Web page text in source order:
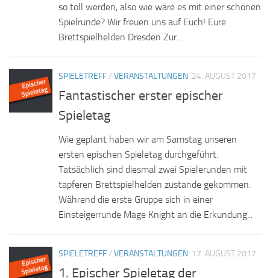
so toll werden, also wie wäre es mit einer schönen
Spielrunde? Wir freuen uns auf Euch! Eure
Brettspielhelden Dresden Zur...
SPIELETREFF/ VERANSTALTUNGEN 24. AUGUST 2017
Fantastischer erster epischer
Spieletag
Wie geplant haben wir am Samstag unseren
ersten epischen Spieletag durchgeführt.
Tatsächlich sind diesmal zwei Spielerunden mit
tapferen Brettspielhelden zustande gekommen.
Während die erste Gruppe sich in einer
Einsteigerrunde Mage Knight an die Erkundung...
SPIELETREFF/ VERANSTALTUNGEN 17. AUGUST 2017
1. Epischer Spieletag der